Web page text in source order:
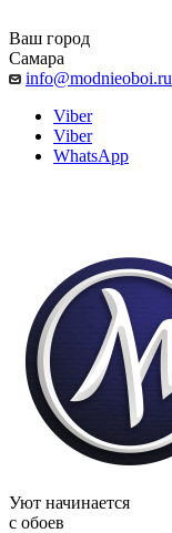
Ваш город
Самара
info@modnieoboi.ru
Viber
Viber
WhatsApp
Уют начинается
c обоев